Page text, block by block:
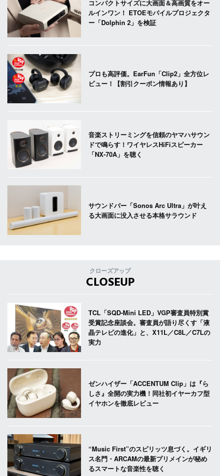
コンパクトサイズに大画面＆高画質をオー
ルインワン！ ETOEモバイルプロジェクタ
ー「Dolphin 2」を検証
プロも高評価。EarFun「Clip2」全方位レ
ビュー！【割引クーポン情報あり】
音楽ストリーミングを信頼のヤマハサウン
ドで鳴らす！ワイヤレスHiFiスピーカー
「NX-70A」を聴く
サウンドバー「Sonos Arc Ultra」が叶え
る大画面に没入させる本格サラウンド
クローズアップ
CLOSEUP
TCL「SQD-Mini LED」VGP審査員特別賞
受賞記念座談会。審査員が語り尽くす「液
晶テレビの進化」と、X11L／C8L／C7Lの
実力
ゼンハイザー「ACCENTUM Clip」は『ら
しさ』全開の実力機！同社初イヤーカフ型
イヤホンを徹底レビュー
“Music First”のスピリッツ息づく。イギリ
ス名門・ARCAMの最新プリメインが秘め
るスマートな音楽性を聴く